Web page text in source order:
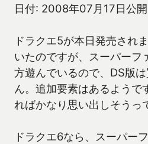
日付: 2008年07月17日公開
ドラクエ5が本日発売され
いたのですが、スーパーフ
方遊んでいるので、DS版
ん。追加要素はあるようで
ればかなり思い出しそうっ
ドラクエ6なら、スーパー